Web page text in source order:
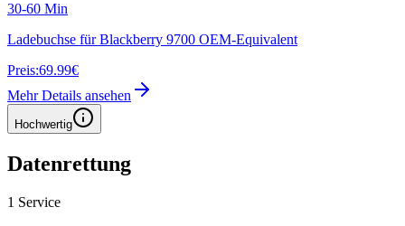
30-60 Min
Ladebuchse für Blackberry 9700 OEM-Equivalent
Preis:69.99€
Mehr Details ansehen
Hochwertig
Datenrettung
1 Service